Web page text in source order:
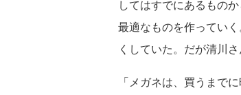
してはすでにあるもの
最適なものを作ってい
くしていた。だが清川
「メガネは、買うまで